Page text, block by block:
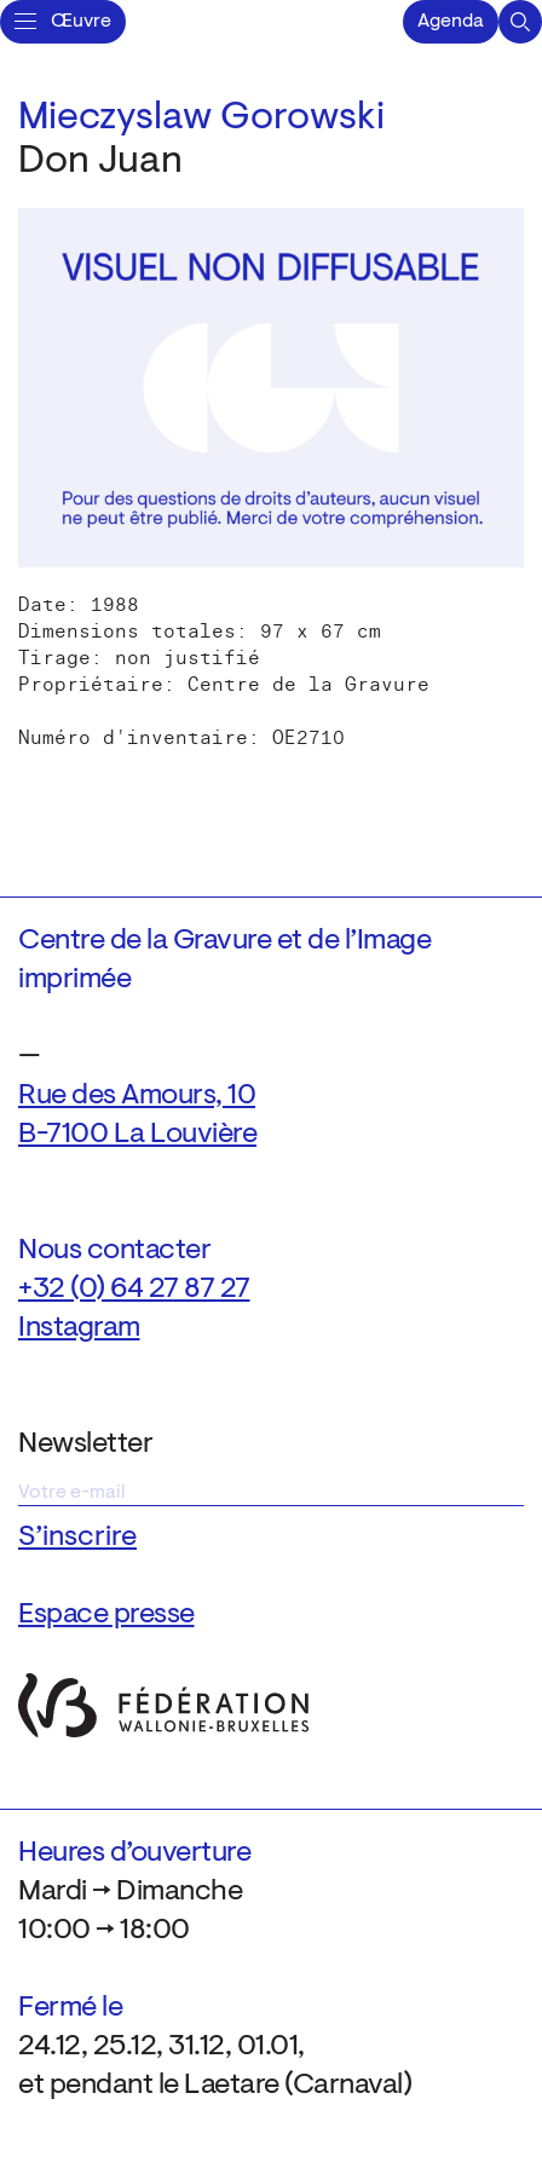
Œuvre Agenda
Mieczyslaw Gorowski
Don Juan
Date: 1988
Dimensions totales: 97 x 67 cm
Tirage: non justifié
Propriétaire: Centre de la Gravure
Numéro d'inventaire: OE2710
Centre de la Gravure et de l’Image
imprimée
—
Rue des Amours, 10
B-7100 La Louvière
Nous contacter
+32 (0) 64 27 87 27
Instagram
Newsletter
Espace presse
Heures d’ouverture
Mardi → Dimanche
10:00 → 18:00
Fermé le
24.12, 25.12, 31.12, 01.01,
et pendant le Laetare (Carnaval)